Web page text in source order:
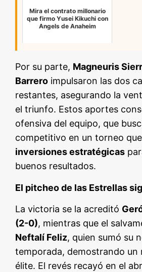
Mira el contrato millonario
que firmo Yusei Kikuchi con
Angels de Anaheim
Por su parte, Magneuris
Barrero impulsaron las dos
restantes, asegurando la
el triunfo. Estos aportes
ofensiva del equipo, que
competitivo en un torneo
inversiones estratégicas
buenos resultados.
El pitcheo de las Estrellas
La victoria se la acreditó
(2-0), mientras que el
Neftalí Feliz, quien sumó su
temporada, demostrando un
élite. El revés recayó en el